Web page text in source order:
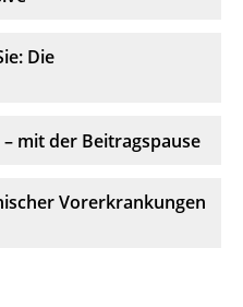
Die
mit der Beitragspause
Vorerkrankungen